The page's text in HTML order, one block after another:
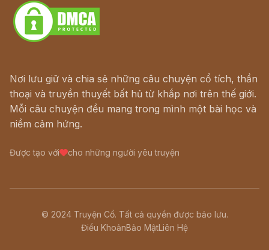
Nơi lưu giữ và chia sẻ những câu chuyện cổ tích, thần
thoại và truyền thuyết bất hủ từ khắp nơi trên thế giới.
Mỗi câu chuyện đều mang trong mình một bài học và
niềm cảm hứng.
Được tạo với cho những người yêu truyện
© 2024 Truyện Cổ. Tất cả quyền được bảo lưu.
Điều KhoảnBảo MậtLiên Hệ